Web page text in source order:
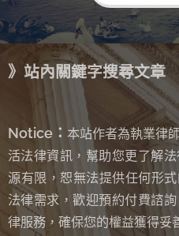
》站內關鍵字搜尋文章
Notice： 本站作者為執業律
活法律資訊，幫助您更了解
源有限，恕無法提供任何形
法律需求，歡迎預約付費諮
律服務，確保您的權益獲得妥